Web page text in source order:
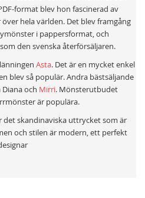
format blev hon fascinerad av
hela världen. Det blev framgång
i pappersformat, och
den svenska återförsäljaren.
Asta. Det är en mycket enkel
blev så populär. Andra bästsäljande
och Mirri. Mönsterutbudet
är populära.
skandinaviska uttrycket som är
och stilen är modern, ett perfekt